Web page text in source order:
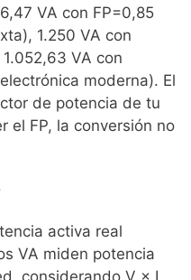
VA con FP=0,85
1.250 VA con
VA con
moderna). El
de potencia de tu
el FP, la conversión no
activa real
VA miden potencia
considerando V × I